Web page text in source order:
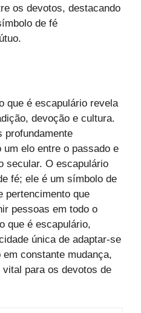
os devotos, destacando
de fé
que é escapulário revela
devoção e cultura.
profundamente
elo entre o passado e
secular. O escapulário
fé; ele é um símbolo de
pertencimento que
pessoas em todo o
que é escapulário,
única de adaptar-se
constante mudança,
para os devotos de